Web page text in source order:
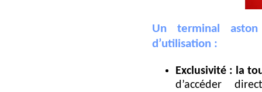
Un terminal
d’utilisation :
Exclusivité : la
d’accéder